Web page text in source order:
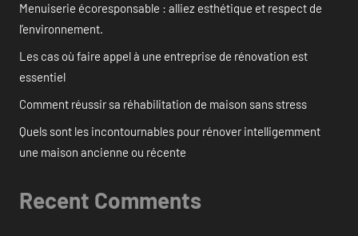
Menuiserie écoresponsable : alliez esthétique et respect de
l’environnement.
Les cas où faire appel à une entreprise de rénovation est
essentiel
Comment réussir sa réhabilitation de maison sans stress
Quels sont les incontournables pour rénover intelligemment
une maison ancienne ou récente
Recent Comments